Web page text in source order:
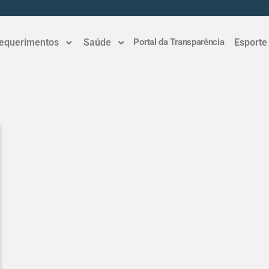
Saúde Portal da Transparência